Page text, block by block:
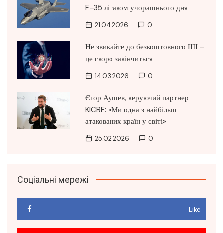
F-35 літаком учорашнього дня
21.04.2026 0
Не звикайте до безкоштовного ШІ –
це скоро закінчиться
14.03.2026 0
Єгор Аушев, керуючий партнер
KICRF: «Ми одна з найбільш
атакованих країн у світі»
25.02.2026 0
Соціальні мережі
Like